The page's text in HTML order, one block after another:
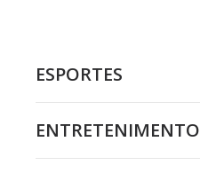
ESPORTES
ENTRETENIMENTO